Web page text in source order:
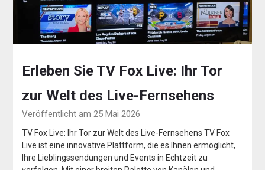
Erleben Sie TV Fox Live: Ihr Tor
zur Welt des Live-Fernsehens
Veröffentlicht am 25 Mai 2026
TV Fox Live: Ihr Tor zur Welt des Live-Fernsehens TV Fox
Live ist eine innovative Plattform, die es Ihnen ermöglicht,
Ihre Lieblingssendungen und Events in Echtzeit zu